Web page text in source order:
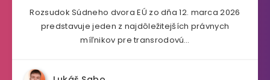
Rozsudok Súdneho dvora EÚ zo dňa 12. marca 2026
predstavuje jeden z najdôležitejších právnych
míľnikov pre transrodovú…